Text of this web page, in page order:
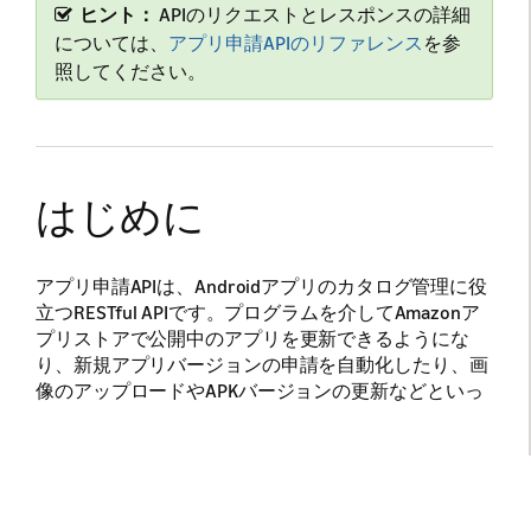
ヒント： APIのリクエストとレスポンスの詳細
については、 アプリ申請APIのリファレンス を参
照してください。
はじめに
アプリ申請APIは、Androidアプリのカタログ管理に役
立つRESTful APIです。プログラムを介してAmazonア
プリストアで公開中のアプリを更新できるようにな
り、新規アプリバージョンの申請を自動化したり、画
像のアップロードやAPKバージョンの更新などといっ